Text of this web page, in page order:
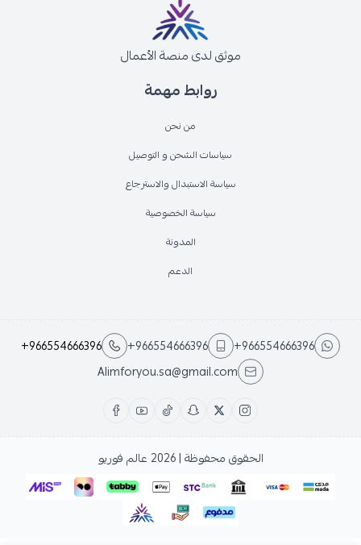
روابط مهمة
من نحن
سياسات الشحن و التوصيل
سياسة الاستبدال والاسترجاع
سياسة الخصوصية
المدونة
الدعم
موثق لدى منصة الأعمال
+966554666396
+966554666396
+966554666396
Alimforyou.sa@gmail.com
الحقوق محفوظة | 2026 عالم فوريو